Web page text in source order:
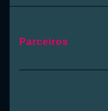
Parceiros